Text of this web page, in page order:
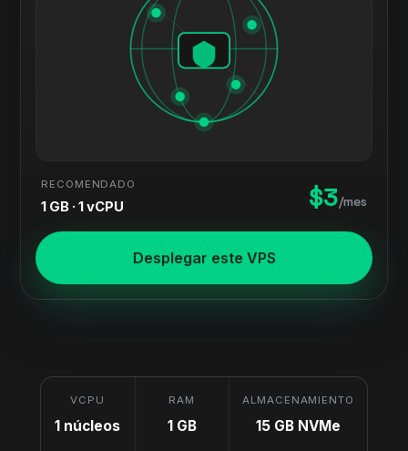
RECOMENDADO
1 GB · 1 vCPU $3/mes
Desplegar este VPS
VCPU
1 núcleos
RAM
1 GB
ALMACENAMIENTO
15 GB NVMe